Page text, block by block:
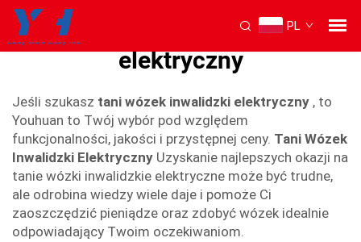
PL
tani wózek inwalidzki
elektryczny
Jeśli szukasz tani wózek inwalidzki elektryczny , to
Youhuan to Twój wybór pod względem
funkcjonalności, jakości i przystępnej ceny. Tani Wózek
Inwalidzki Elektryczny Uzyskanie najlepszych okazji na
tanie wózki inwalidzkie elektryczne może być trudne,
ale odrobina wiedzy wiele daje i pomoże Ci
zaoszczędzić pieniądze oraz zdobyć wózek idealnie
odpowiadający Twoim oczekiwaniom.